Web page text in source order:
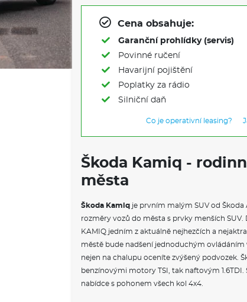
Cena obsahuje:
Garanční prohlídky (servis)
Povinné ručení
Havarijní pojištění
Poplatky za rádio
Silniční daň
Co je operativní leasing?
Škoda Kamiq -
města
Škoda Kamiq je prvním malým SUV od Škoda
rozměry vozů do města s prvky menších
KAMIQ jedním z aktuálně nejhezčích a
městě bude nadšení jednoduchým
nejen na chalupu oceníte zvýšený podvozek.
benzínovými motory TSI, tak naftovým
nabídce s pohonem všech kol 4x4.